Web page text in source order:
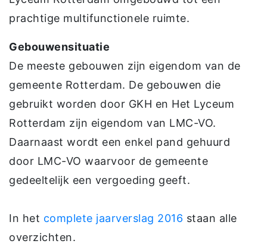
prachtige multifunctionele ruimte.
Gebouwensituatie
De meeste gebouwen zijn eigendom van de
gemeente Rotterdam. De gebouwen die
gebruikt worden door GKH en Het Lyceum
Rotterdam zijn eigendom van LMC-VO.
Daarnaast wordt een enkel pand gehuurd
door LMC-VO waarvoor de gemeente
gedeeltelijk een vergoeding geeft.
In het complete jaarverslag 2016 staan alle
overzichten.